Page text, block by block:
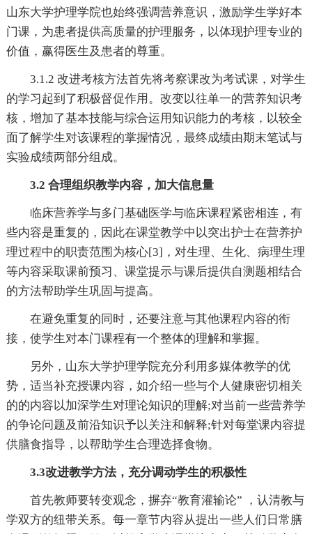
山东大学护理学院也始终强调营养意识，激励学生学好本
门课，为患者提供高质量的护理服务，以体现护理专业的
价值，赢得医生及患者的尊重。
3.1.2 改进考核方法首先将考察课改为考试课，对学生
的学习起到了积极督促作用。改变以往单一的营养知识考
核，增加了基本技能与综合运用知识能力的考核，以较全
面了解学生对该课程的掌握情况，最终成绩由期末笔试与
实验成绩两部分组成。
3.2 合理组织教学内容，加大信息量
临床营养学与多门基础医学与临床课程紧密相连，有
些内容是重复的，因此在课堂教学中以突出护士在营养护
理过程中的职责范围为核心[3]，对生理、生化、病理生理
等内容采取课前预习、课堂提示与课后提供自测题相结合
的方法帮助学生巩固与提高。
在避免重复的同时，还要注意与其他课程内容的衔
接，使学生对本门课程有一个整体的理解和掌握。
另外，山东大学护理学院充分利用多媒体教学的优
势，适当补充授课内容，如介绍一些与个人健康密切相关
的的内容以加深学生对理论知识的理解;对当前一些营养学
的争论问题及前沿知识予以关注和解释;针对每堂课内容提
供膳食指导，以帮助学生合理选择食物。
3.3改进教学方法，充分调动学生的积极性
首先教师要转变观念，摒弃“教育灌输论” ，认清教与
学双方的纽带关系。每一章节内容从提出一些人们日常膳